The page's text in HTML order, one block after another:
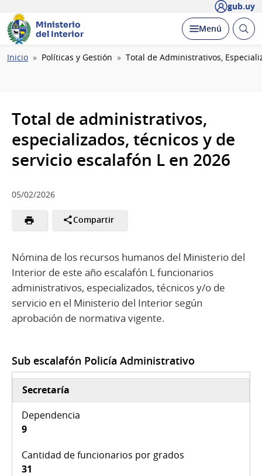
gub.uy
Ministerio
del Interior
Desplegar
Menú Abrir
Ruta
Inicio Políticas y Gestión Total de Administrativos,
Total de administrativos,
especializados, técnicos y de
servicio escalafón L en 2026
05/02/2026
Compartir
Nómina de los recursos humanos del Ministerio del
Interior de este año escalafón L funcionarios
administrativos, especializados, técnicos y/o de
servicio en el Ministerio del Interior según
aprobación de normativa vigente.
Sub escalafón Policía Administrativo
Secretaría
9
31